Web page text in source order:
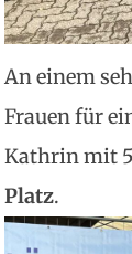
An einem
Frauen für
Kathrin mit
Platz.